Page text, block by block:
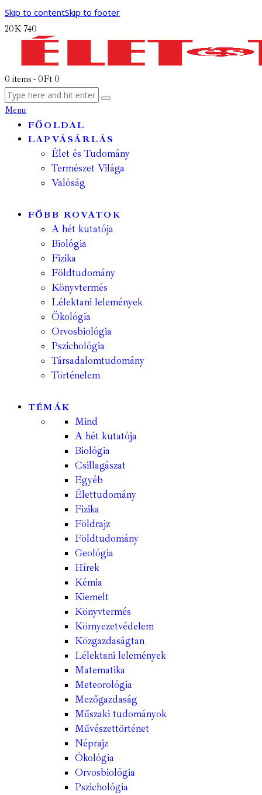
Skip to contentSkip to footer
20K 740
0 items - 0Ft 0
Menu
FŐOLDAL
LAPVÁSÁRLÁS
Élet és Tudomány
Természet Világa
Valóság
FŐBB ROVATOK
A hét kutatója
Biológia
Fizika
Földtudomány
Könyvtermés
Lélektani lelemények
Ökológia
Orvosbiológia
Pszichológia
Társadalomtudomány
Történelem
TÉMÁK
Mind
A hét kutatója
Biológia
Csillagászat
Egyéb
Élettudomány
Fizika
Földrajz
Földtudomány
Geológia
Hírek
Kémia
Kiemelt
Könyvtermés
Környezetvédelem
Közgazdaságtan
Lélektani lelemények
Matematika
Meteorológia
Mezőgazdaság
Műszaki tudományok
Művészettörténet
Néprajz
Ökológia
Orvosbiológia
Pszichológia